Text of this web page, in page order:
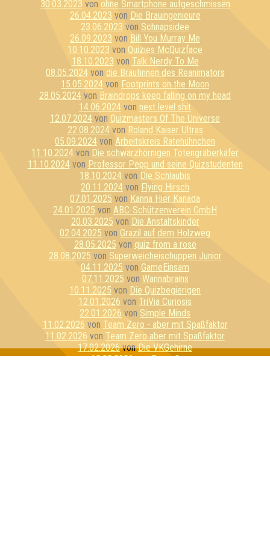
30.03.2023 von ohne Smartphone aufgeschmissen
26.04.2023 von Die Brauingenieure
23.06.2023 von Schnapsidee
26.09.2023 von Bill You Murray Me
10.10.2023 von Quizies McQuizface
18.10.2023 von Talk Nerdy To Me
08.05.2024von die Bräutinnen des Reanimators
15.05.2024 von Footprints on the Moon
28.05.2024 von Braindrops keep falling on my head
14.06.2024 von next level shit
12.07.2024 von Quizmasters Of The Universe
22.08.2024von Roland Kaiser Ultras
05.09.2024 von Arbeitskreis Ratehühnchen
11.10.2024 von Die schwarzhörnigen Totengräberkäfer
11.10.2024von Professor Pepp und seine Quizstudenten
18.10.2024 von Die Schlaubis
20.11.2024 von Flying Hirsch
07.01.2025 von Kanna Hier Kanada
24.01.2025 von ABC-Schützenverein GmbH
20.03.2025 von Die Anstaltskinder
02.04.2025 von Grazil auf dem Holzweg
28.05.2025 von quiz from a rose
28.08.2025 von Superweicheischuppen Junior
04.11.2025 von GameEinsam
07.11.2025 von Wannabrains
10.11.2025 von Die Quizbegierigen
12.01.2026 von TriVia Curiosis
22.01.2026 von Simple Minds
11.02.2026 von Team Zero - aber mit Spaßfaktor
11.02.2026 von Team Zero aber mit Spaßfaktor
17.02.2026vonDie VKGehirne
12.03.2026vonTeam 3